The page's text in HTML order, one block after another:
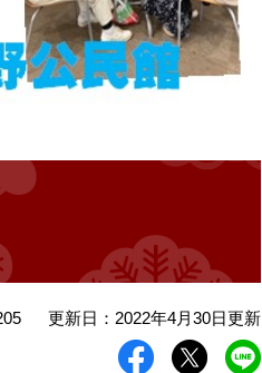
更新日：2022年4月30日更新